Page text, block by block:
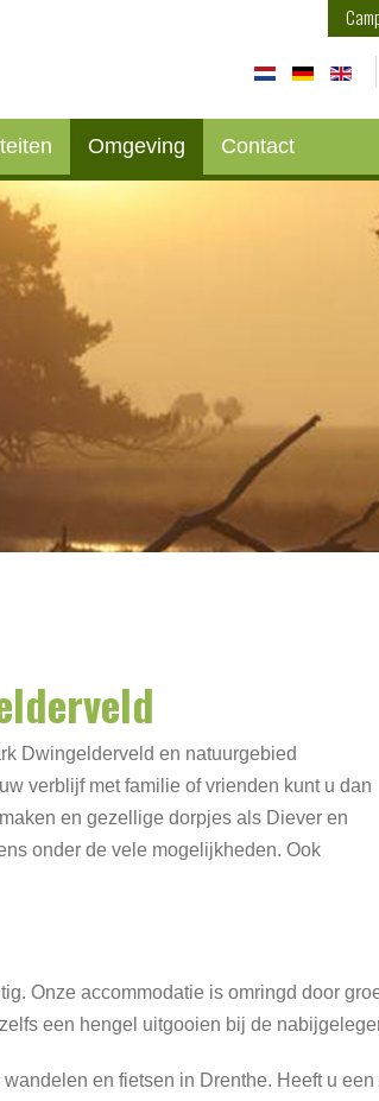
Omgeving Contact
Dwingelderveld en natuurgebied
verblijf met familie of vrienden kunt u dan
en gezellige dorpjes als Diever en
onder de vele mogelijkheden. Ook
Onze accommodatie is omringd door
een hengel uitgooien bij de
en fietsen in Drenthe. Heeft u